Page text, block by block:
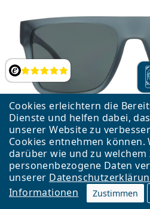
Cookies erleichtern die
Dienste und helfen dabei,
unserer Website zu
Cookies entnehmen
darüber wie und zu welchem
personenbezogene Daten
unserer
Informationen
Zustimmen
Bewertung
Armani Exchange